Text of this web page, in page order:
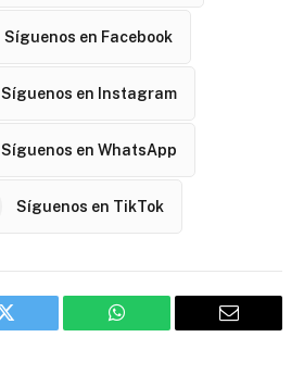
Síguenos en Facebook
Síguenos en Instagram
Síguenos en WhatsApp
Síguenos en TikTok
Twitter WhatsApp Email